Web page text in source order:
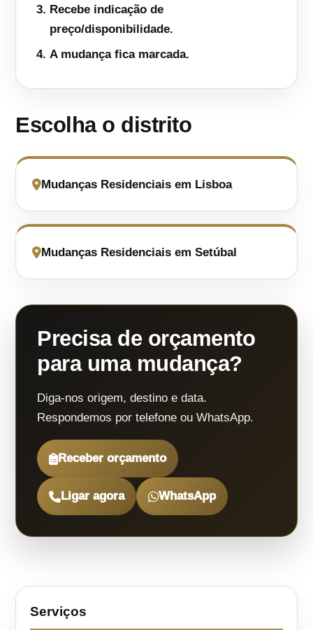
Recebe indicação de
preço/disponibilidade.
A mudança fica marcada.
Escolha o distrito
Mudanças Residenciais em Lisboa
Mudanças Residenciais em Setúbal
Precisa de orçamento
para uma mudança?
Diga-nos origem, destino e data.
Respondemos por telefone ou WhatsApp.
Receber orçamento
Ligar agora WhatsApp
Serviços